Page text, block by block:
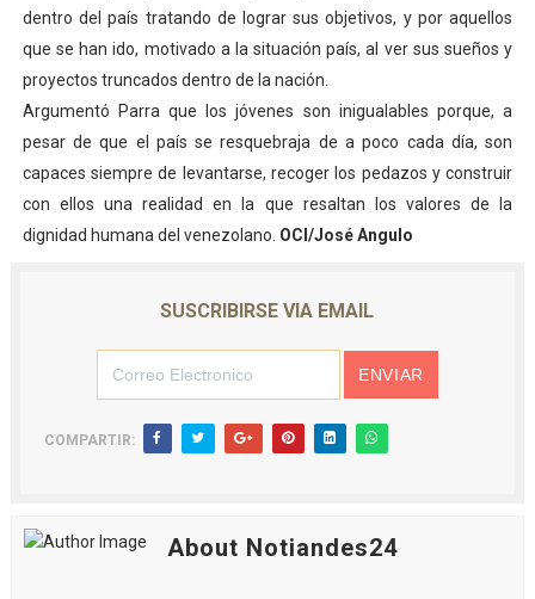
dentro del país tratando de lograr sus objetivos, y por aquellos
que se han ido, motivado a la situación país, al ver sus sueños y
proyectos truncados dentro de la nación.
Argumentó Parra que los jóvenes son inigualables porque, a
pesar de que el país se resquebraja de a poco cada día, son
capaces siempre de levantarse, recoger los pedazos y construir
con ellos una realidad en la que resaltan los valores de la
dignidad humana del venezolano. OCI/José Angulo
SUSCRIBIRSE VIA EMAIL
COMPARTIR:
About Notiandes24